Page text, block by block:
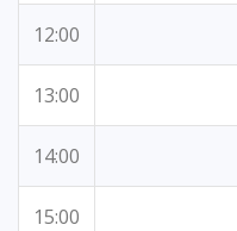
12:00
13:00
14:00
15:00